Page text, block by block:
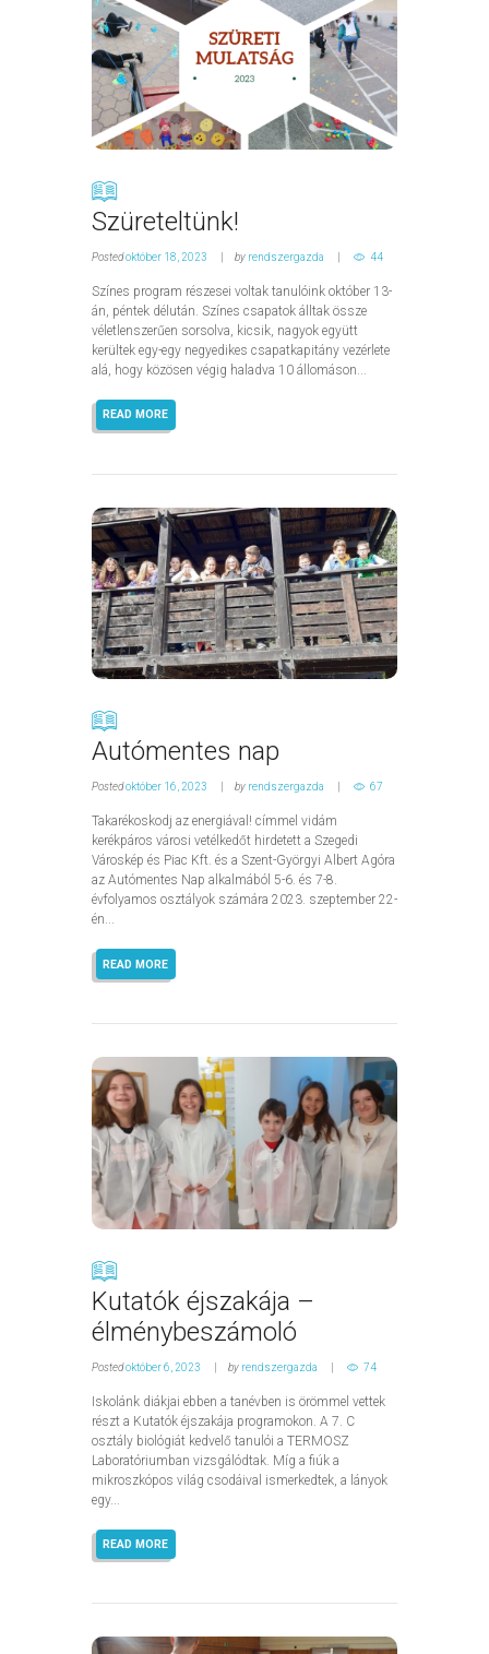
Szüreteltünk!
Postedoktóber 18, 2023 by rendszergazda 44
Színes program részesei voltak tanulóink október 13-
án, péntek délután. Színes csapatok álltak össze
véletlenszerűen sorsolva, kicsik, nagyok együtt
kerültek egy-egy negyedikes csapatkapitány vezérlete
alá, hogy közösen végig haladva 10 állomáson...
READ MORE
Autómentes nap
Postedoktóber 16, 2023 by rendszergazda 67
Takarékoskodj az energiával! címmel vidám
kerékpáros városi vetélkedőt hirdetett a Szegedi
Városkép és Piac Kft. és a Szent-Györgyi Albert Agóra
az Autómentes Nap alkalmából 5-6. és 7-8.
évfolyamos osztályok számára 2023. szeptember 22-
én...
READ MORE
Kutatók éjszakája –
élménybeszámoló
Postedoktóber 6, 2023 by rendszergazda 74
Iskolánk diákjai ebben a tanévben is örömmel vettek
részt a Kutatók éjszakája programokon. A 7. C
osztály biológiát kedvelő tanulói a TERMOSZ
Laboratóriumban vizsgálódtak. Míg a fiúk a
mikroszkópos világ csodáival ismerkedtek, a lányok
egy...
READ MORE